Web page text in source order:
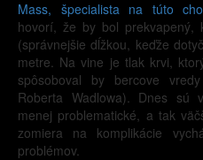
Mass, špecialista na túto
hovorí, že by bol prekvapený,
(správnejšie dĺžkou, keďže
metre. Na vine je tlak krvi,
spôsoboval by bercove
Roberta Wadlowa). Dnes sú
menej problematické, a tak
zomiera na komplikácie
problémov.